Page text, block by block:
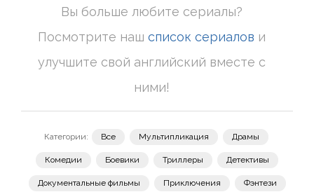
Вы больше любите сериалы?
Посмотрите наш список сериалов и
улучшите свой английский вместе с
ними!
Категории: Все Мультипликация Драмы
Комедии Боевики Триллеры Детективы
Документальные фильмы Приключения Фэнтези